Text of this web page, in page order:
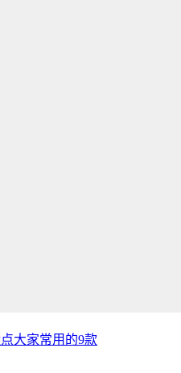
大家常用的9款